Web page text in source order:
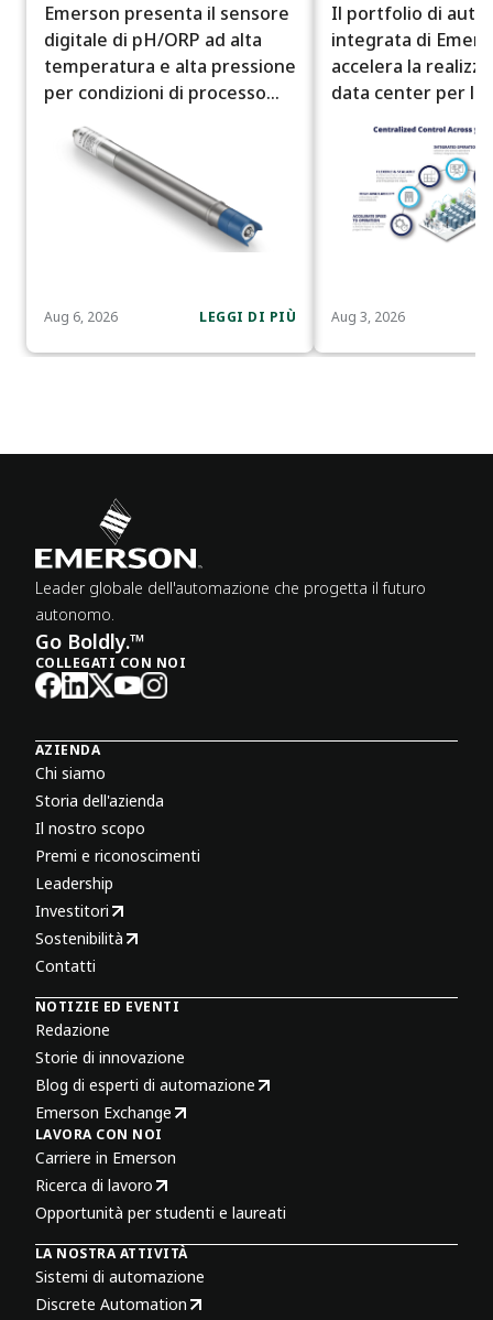
Emerson presenta il sensore
digitale di pH/ORP ad alta
temperatura e alta pressione
per condizioni di processo
Aug 6, 2026 LEGGI DI PIÙ
Il portfolio di
integrata di
accelera la
data center per
Aug 3, 2026
Leader globale dell'automazione che progetta il futuro
autonomo.
Go Boldly.™
COLLEGATI CON NOI
AZIENDA
Chi siamo
Storia dell'azienda
Il nostro scopo
Premi e riconoscimenti
Leadership
Investitori
Sostenibilità
Contatti
NOTIZIE ED EVENTI
Redazione
Storie di innovazione
Blog di esperti di automazione
Emerson Exchange
LAVORA CON NOI
Carriere in Emerson
Ricerca di lavoro
Opportunità per studenti e laureati
LA NOSTRA ATTIVITÀ
Sistemi di automazione
Discrete Automation